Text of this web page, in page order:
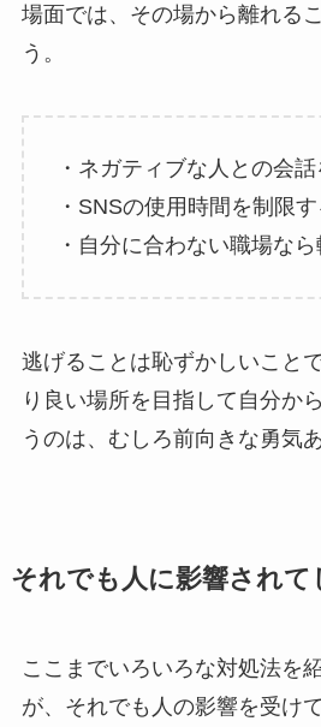
場面では、その場から離れる
う。
・ネガティブな人との会
・SNSの使用時間を制限す
・自分に合わない職場な
逃げることは恥ずかしいこと
り良い場所を目指して自分か
うのは、むしろ前向きな勇気
それでも人に影響されて
ここまでいろいろな対処法を
が、それでも人の影響を受け